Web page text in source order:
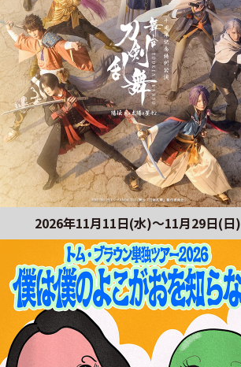
2026年11月11日(水)～11月29日(日)